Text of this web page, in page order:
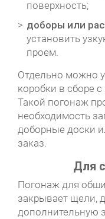
поверхность;
доборы или
установить
проем.
Отдельно можно
коробки в сборе
Такой погонаж
необходимость
доборные доски
заказ.
Для
Погонаж для
закрывает щели,
дополнительную